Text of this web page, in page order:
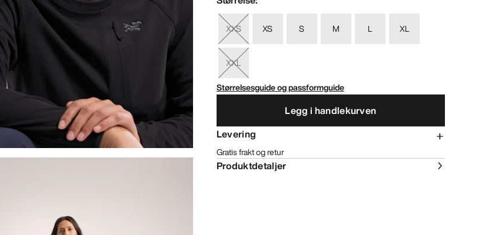
XXS XS S M L XL
XXL
Størrelsesguide og passformguide
Legg i handlekurven
Levering
Gratis frakt og retur
Produktdetaljer